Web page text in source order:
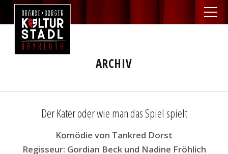
ARCHIV
Der Kater oder wie man das Spiel spielt
Komödie von Tankred Dorst
Regisseur: Gordian Beck und Nadine Fröhlich